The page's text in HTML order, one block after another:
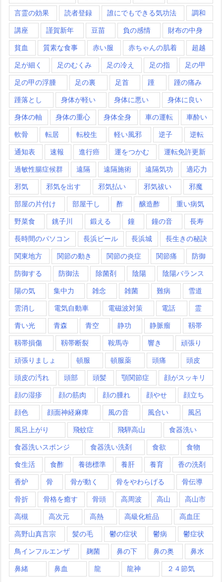
言霊の効果 読者登録 誰にでもできる気功法 調和
講座 謹賀新年 豆苗 負の感情 財布の中身
貧血 質素な食事 赤い服 赤ちゃんの肌着 超越
足が細く 足のむくみ 足の冷え 足の指 足の甲
足の甲の浮腫 足の裏 足首 踵 踵の痛み
踵落とし 身体が軽い 身体に悪い 身体に良い
身体の軸 身体の重心 身体全身 車の運転 車酔い
軟骨 転居 転校生 軽い風邪 逆子 逆転
通知表 速報 進行癌 運をつかむ 運転免許更新
過敏性腸症候群 遠隔 遠隔施術 遠隔気功 適応力
邪気 邪気を出す 邪気払い 邪気祓い 邪魔
部屋の片付け 部屋干し 酢 醸造酢 重い病気
野菜食 銚子川 鍛える 鐘 鐘の音 長寿
長時間のパソコン 長浜ビール 長浜城 長生きの秘訣
関東地方 関節の動き 関節の炎症 関節痛 防御
防御する 防御法 除菌剤 陰陽 陰陽バランス
陽の気 集中力 雑念 雑菌 難病 雪道
雲消し 電気自動車 電磁波対策 電話 霊
青い光 青森 青空 静功 静脈瘤 靱帯
靱帯損傷 靱帯断裂 鞍馬寺 響き 頑張り
頑張りましょ 頓服 頓服薬 頭痛 頭皮
頭皮の汚れ 頭部 頭髪 顎関節症 顔がスッキリ
顔の湿疹 顔の筋肉 顔の腫れ 顔やせ 顔立ち
顔色 顔面神経麻痺 風の音 風合い 風呂
風呂上がり 飛蚊症 飛騨高山 食器洗い
食器洗いスポンジ 食器洗い洗剤 食欲 食物
食生活 食酢 養徳標準 養肝 養育 香の洗剤
香炉 骨 骨が動く 骨をやわらげる 骨伝導
骨折 骨格を癒す 骨頭 高周波 高山 高山市
高槻 高次元 高熱 高級化粧品 高血圧
高野山真言宗 髪の毛 鬱の症状 鬱病 鬱症状
鳥インフルエンザ 麹菌 鼻の下 鼻の奥 鼻水
鼻緒 鼻血 龍 龍神 ２４節気